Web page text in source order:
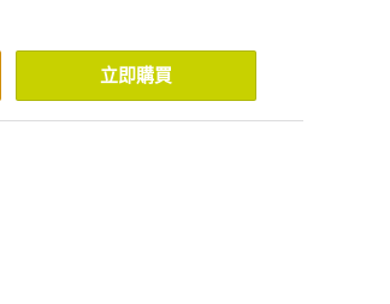
立即購買